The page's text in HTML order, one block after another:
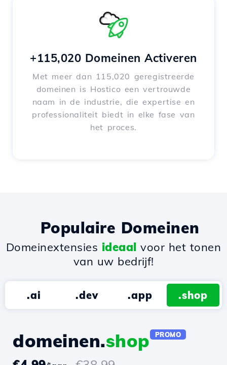
+115,020 Domeinen Activeren
Met meer dan 115,020 geregistreerde
domeinen is Hostico een vertrouwde
naam in de industrie, die expertise en
professionaliteit biedt in elke fase van
het proces.
Populaire Domeinen
Domeinextensies ideaal voor het tonen
van uw bedrijf!
.ai .dev .app .shop
domeinen.shop PROMO